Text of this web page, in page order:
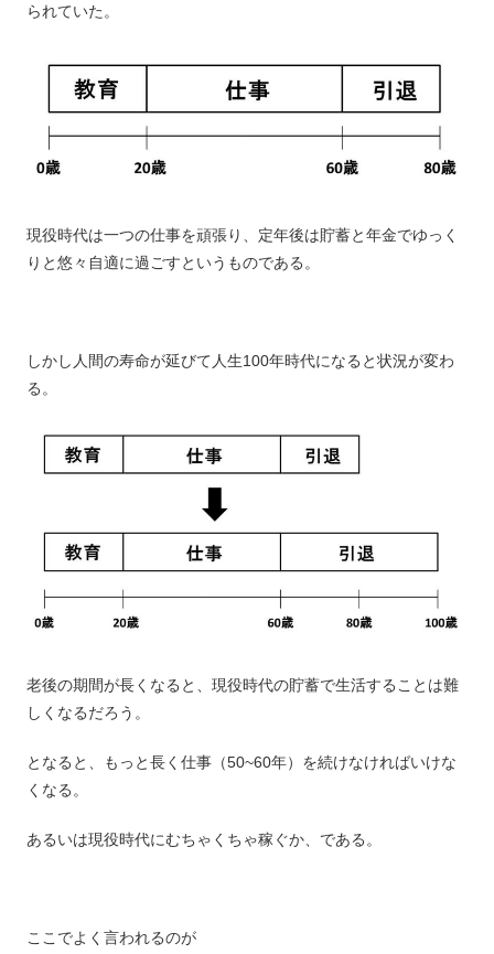
られていた。
現役時代は一つの仕事を頑張り、定年後は貯蓄と年金でゆっく
りと悠々自適に過ごすというものである。
しかし人間の寿命が延びて人生100年時代になると状況が変わ
る。
老後の期間が長くなると、現役時代の貯蓄で生活することは難
しくなるだろう。
となると、もっと長く仕事（50~60年）を続けなければいけな
くなる。
あるいは現役時代にむちゃくちゃ稼ぐか、である。
ここでよく言われるのが